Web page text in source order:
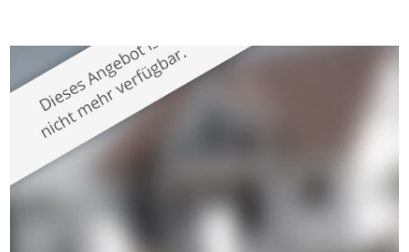
großzügige Räume und eine hochwertige Ausstattung, die
modernen Wohnkomfort mit einem stilvollen Ambiente
verbindet. Der […]